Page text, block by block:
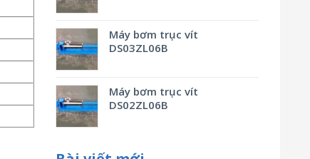
Máy bơm trục vít
DS03ZL06B
Máy bơm trục vít
DS02ZL06B